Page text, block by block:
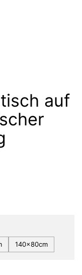
auf
140x80cm